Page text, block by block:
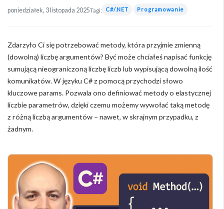
poniedziałek, 3 listopada 2025Tagi: C#/.NET Programowanie
Zdarzyło Ci się potrzebować metody, która przyjmie zmienną
(dowolną) liczbę argumentów? Być może chciałeś napisać funkcję
sumującą nieograniczoną liczbę liczb lub wypisującą dowolną ilość
komunikatów. W języku C# z pomocą przychodzi słowo
kluczowe params. Pozwala ono definiować metody o elastycznej
liczbie parametrów, dzięki czemu możemy wywołać taką metodę
z różną liczbą argumentów – nawet, w skrajnym przypadku, z
żadnym.